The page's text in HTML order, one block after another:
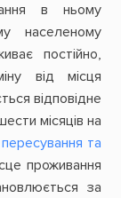
в ньому
населеному
постійно,
від місця
відповідне
місяців на
та
проживання
за